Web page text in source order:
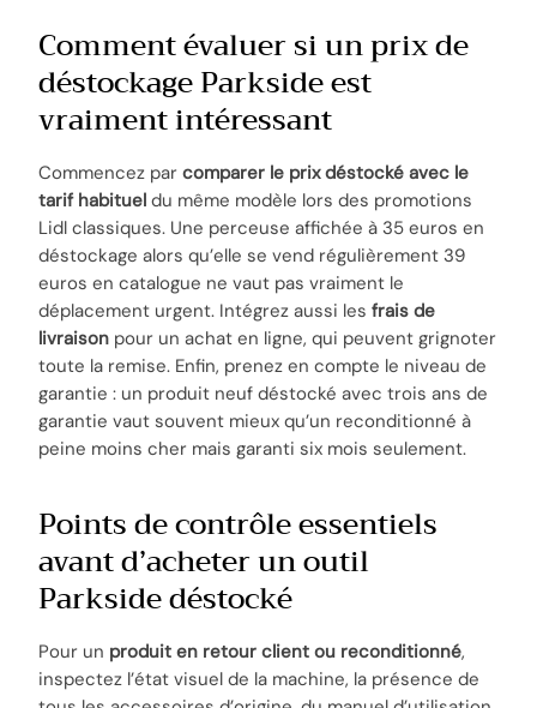
Comment évaluer si un prix de
déstockage Parkside est
vraiment intéressant
Commencez parcomparer le prix déstocké avec le
tarif habituel du même modèle lors des promotions
Lidl classiques. Une perceuse affichée à 35 euros en
déstockage alors qu’elle se vend régulièrement 39
euros en catalogue ne vaut pas vraiment le
déplacement urgent. Intégrez aussi lesfrais de
livraison pour un achat en ligne, qui peuvent grignoter
toute la remise. Enfin, prenez en compte le niveau de
garantie : un produit neuf déstocké avec trois ans de
garantie vaut souvent mieux qu’un reconditionné à
peine moins cher mais garanti six mois seulement.
Points de contrôle essentiels
avant d’acheter un outil
Parkside déstocké
Pour un produit en retour client ou reconditionné,
inspectez l’état visuel de la machine, la présence de